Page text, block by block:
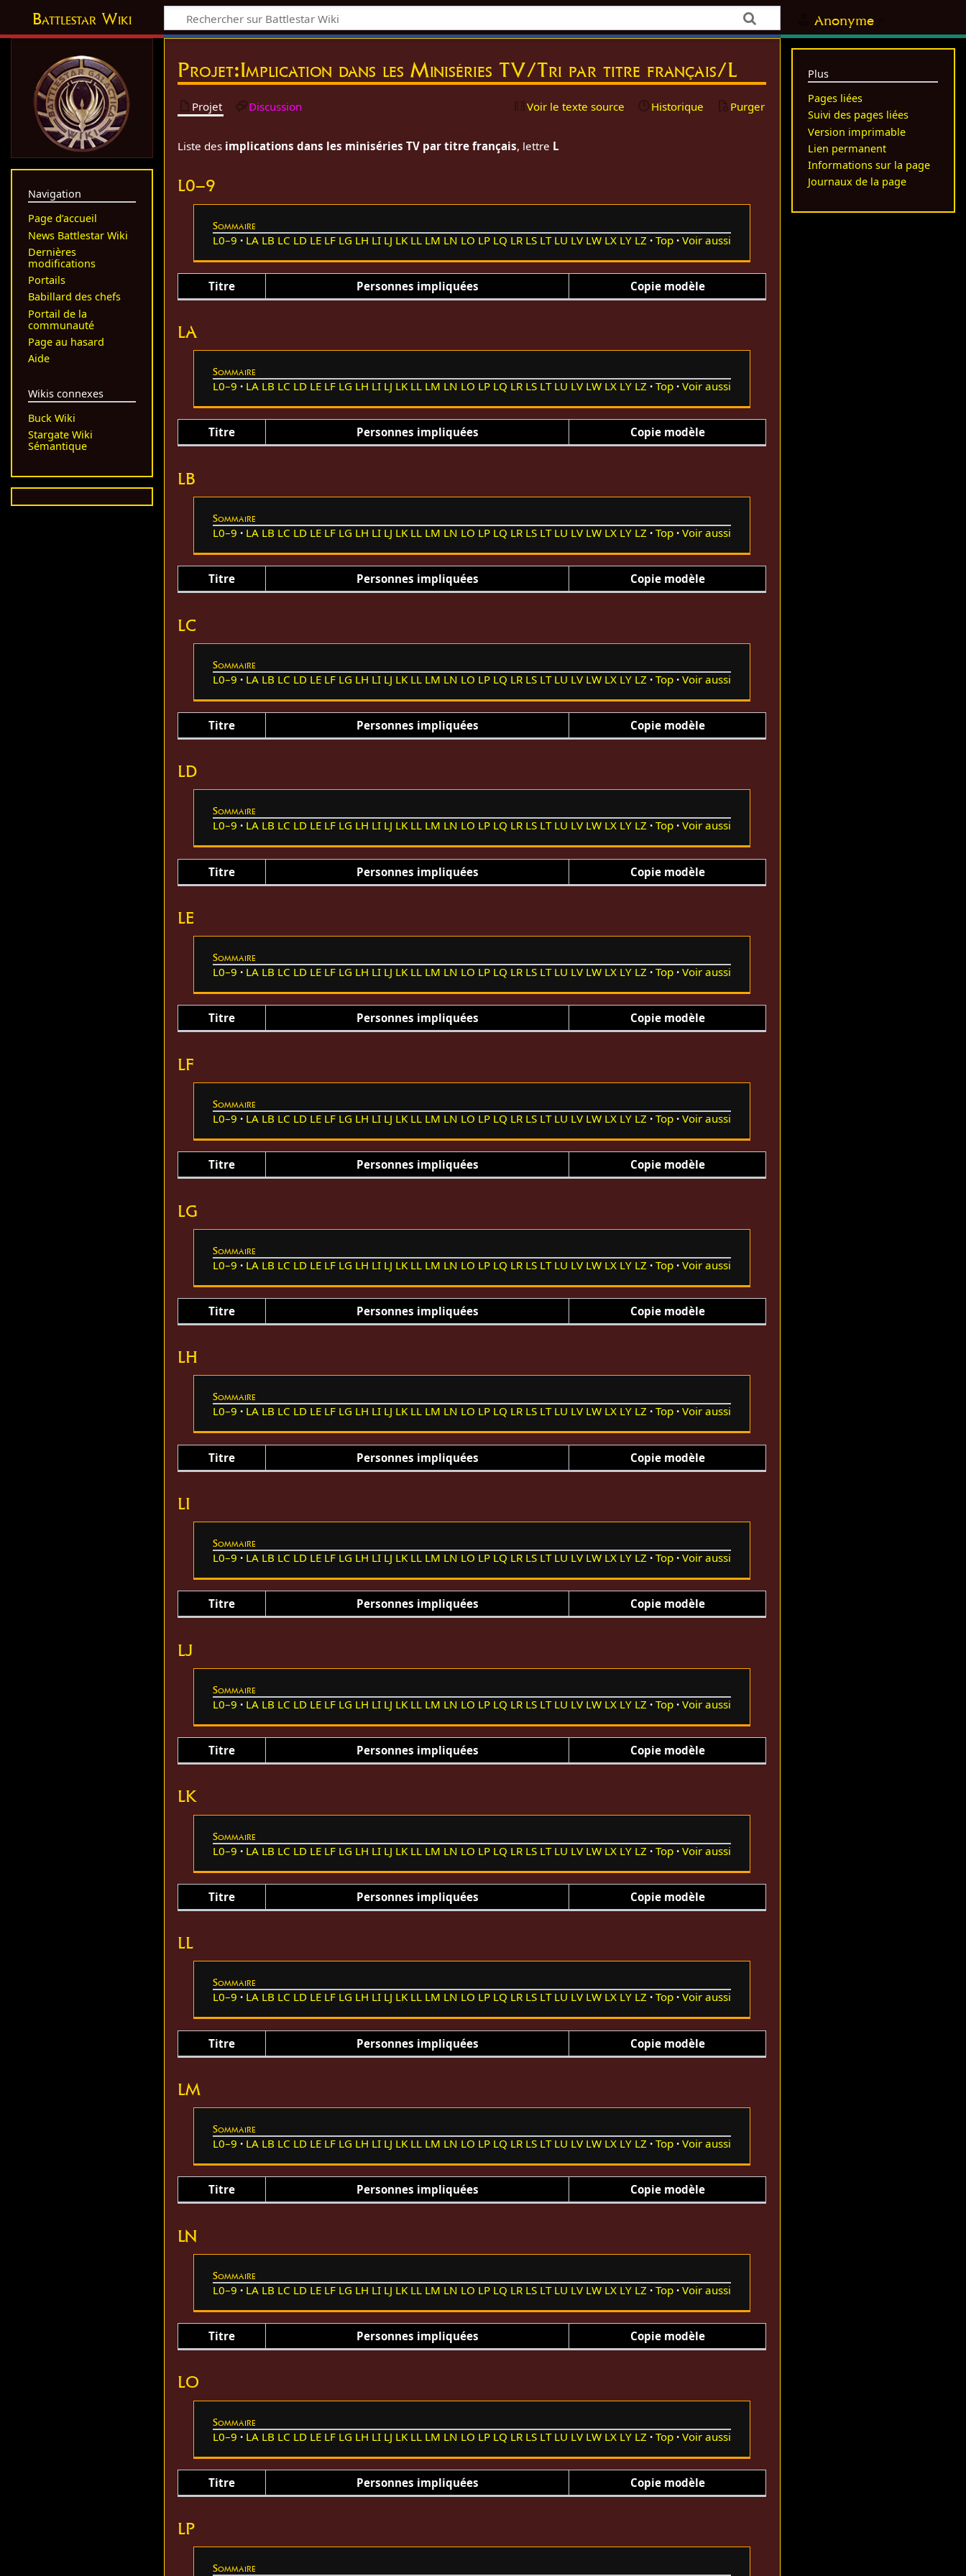
Anonyme
Battlestar Wiki
Projet:Implication dans les Miniséries TV/Tri par titre français/L
Projet Discussion Voir le texte source Historique Purger
Liste des implications dans les miniséries TV par titre français, lettre L
L0–9
Sommaire
L0–9 LA LB LC LD LE LF LG LH LI LJ LK LL LM LN LO LP LQ LR LS LT LU LV LW LX LY LZ Top Voir aussi
Titre Personnes impliquées Copie modèle
LA
Sommaire
L0–9 LA LB LC LD LE LF LG LH LI LJ LK LL LM LN LO LP LQ LR LS LT LU LV LW LX LY LZ Top Voir aussi
Titre Personnes impliquées Copie modèle
LB
Sommaire
L0–9 LA LB LC LD LE LF LG LH LI LJ LK LL LM LN LO LP LQ LR LS LT LU LV LW LX LY LZ Top Voir aussi
Titre Personnes impliquées Copie modèle
LC
Sommaire
L0–9 LA LB LC LD LE LF LG LH LI LJ LK LL LM LN LO LP LQ LR LS LT LU LV LW LX LY LZ Top Voir aussi
Titre Personnes impliquées Copie modèle
LD
Sommaire
L0–9 LA LB LC LD LE LF LG LH LI LJ LK LL LM LN LO LP LQ LR LS LT LU LV LW LX LY LZ Top Voir aussi
Titre Personnes impliquées Copie modèle
LE
Sommaire
L0–9 LA LB LC LD LE LF LG LH LI LJ LK LL LM LN LO LP LQ LR LS LT LU LV LW LX LY LZ Top Voir aussi
Titre Personnes impliquées Copie modèle
LF
Sommaire
L0–9 LA LB LC LD LE LF LG LH LI LJ LK LL LM LN LO LP LQ LR LS LT LU LV LW LX LY LZ Top Voir aussi
Titre Personnes impliquées Copie modèle
LG
Sommaire
L0–9 LA LB LC LD LE LF LG LH LI LJ LK LL LM LN LO LP LQ LR LS LT LU LV LW LX LY LZ Top Voir aussi
Titre Personnes impliquées Copie modèle
LH
Sommaire
L0–9 LA LB LC LD LE LF LG LH LI LJ LK LL LM LN LO LP LQ LR LS LT LU LV LW LX LY LZ Top Voir aussi
Titre Personnes impliquées Copie modèle
LI
Sommaire
L0–9 LA LB LC LD LE LF LG LH LI LJ LK LL LM LN LO LP LQ LR LS LT LU LV LW LX LY LZ Top Voir aussi
Titre Personnes impliquées Copie modèle
LJ
Sommaire
L0–9 LA LB LC LD LE LF LG LH LI LJ LK LL LM LN LO LP LQ LR LS LT LU LV LW LX LY LZ Top Voir aussi
Titre Personnes impliquées Copie modèle
LK
Sommaire
L0–9 LA LB LC LD LE LF LG LH LI LJ LK LL LM LN LO LP LQ LR LS LT LU LV LW LX LY LZ Top Voir aussi
Titre Personnes impliquées Copie modèle
LL
Sommaire
L0–9 LA LB LC LD LE LF LG LH LI LJ LK LL LM LN LO LP LQ LR LS LT LU LV LW LX LY LZ Top Voir aussi
Titre Personnes impliquées Copie modèle
LM
Sommaire
L0–9 LA LB LC LD LE LF LG LH LI LJ LK LL LM LN LO LP LQ LR LS LT LU LV LW LX LY LZ Top Voir aussi
Titre Personnes impliquées Copie modèle
LN
Sommaire
L0–9 LA LB LC LD LE LF LG LH LI LJ LK LL LM LN LO LP LQ LR LS LT LU LV LW LX LY LZ Top Voir aussi
Titre Personnes impliquées Copie modèle
LO
Sommaire
L0–9 LA LB LC LD LE LF LG LH LI LJ LK LL LM LN LO LP LQ LR LS LT LU LV LW LX LY LZ Top Voir aussi
Titre Personnes impliquées Copie modèle
LP
Sommaire
Navigation
Page d’accueil
News Battlestar Wiki
Dernières
modifications
Portails
Babillard des chefs
Portail de la
communauté
Page au hasard
Aide
Wikis connexes
Buck Wiki
Stargate Wiki
Sémantique
Plus
Pages liées
Suivi des pages liées
Version imprimable
Lien permanent
Informations sur la page
Journaux de la page